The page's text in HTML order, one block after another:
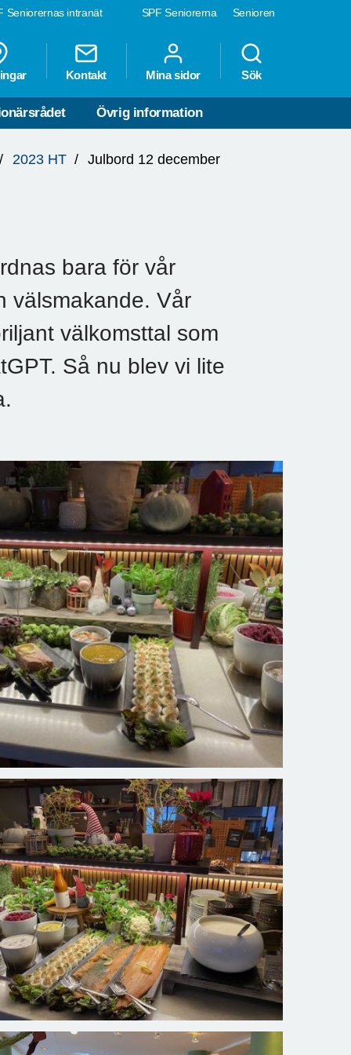
SPF Seniorerna Senioren
Seniorernas intranät
Kontakt Mina sidor Sök
Övrig information
2023 HT Julbord 12 december
bara för vår
välsmakande. Vår
välkomsttal som
Så nu blev vi lite